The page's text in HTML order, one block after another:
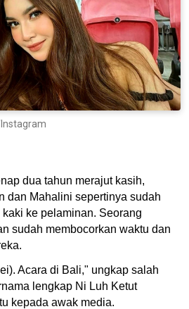
dua tahun merajut kasih,
dan Mahalini sepertinya sudah
ke pelaminan. Seorang
sudah membocorkan waktu dan
Acara di Bali," ungkap salah
lengkap Ni Luh Ketut
kepada awak media.